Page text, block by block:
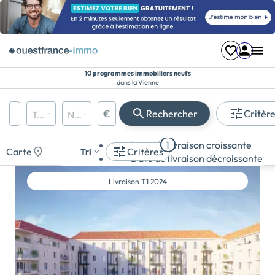
10 programmes immobiliers neufs
dans la Vienne
Région, département, ville, CP
Maison
Types de biens Nombre de pièces Prix maximum
€ Rechercher
Carte Critères
1
Tri
Date de livraison croissante
Date de livraison décroissante
Livraison T1 2024